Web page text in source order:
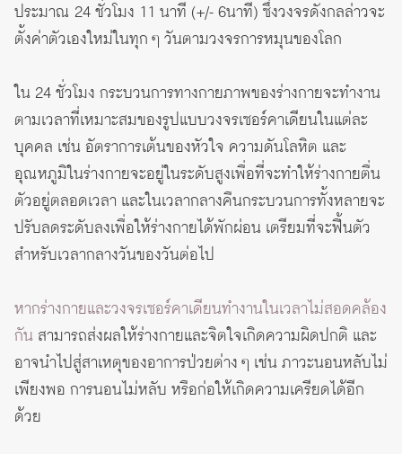
ประมาณ 24 ชั่วโมง 11 นาที (+/- 6นาที) ซึ่งวงจรดังกลล่าวจะ
ตั้งค่าตัวเองใหม่ในทุก ๆ วันตามวงจรการหมุนของโลก
ใน 24 ชั่วโมง กระบวนการทางกายภาพของร่างกายจะทำงาน
ตามเวลาที่เหมาะสมของรูปแบบวงจรเซอร์คาเดียนในแต่ละ
บุคคล เช่น อัตราการเต้นของหัวใจ ความดันโลหิต และ
อุณหภูมิในร่างกายจะอยู่ในระดับสูงเพื่อที่จะทำให้ร่างกายตื่น
ตัวอยู่ตลอดเวลา และในเวลากลางคืนกระบวนการทั้งหลายจะ
ปรับลดระดับลงเพื่อให้ร่างกายได้พักผ่อน เตรียมที่จะฟื้นตัว
สำหรับเวลากลางวันของวันต่อไป
หากร่างกายและวงจรเซอร์คาเดียนทำงานในเวลาไม่สอดคล้อง
กัน สามารถส่งผลให้ร่างกายและจิตใจเกิดความผิดปกติ และ
อาจนำไปสู่สาเหตุของอาการป่วยต่าง ๆ เช่น ภาวะนอนหลับไม่
เพียงพอ การนอนไม่หลับ หรือก่อให้เกิดความเครียดได้อีก
ด้วย